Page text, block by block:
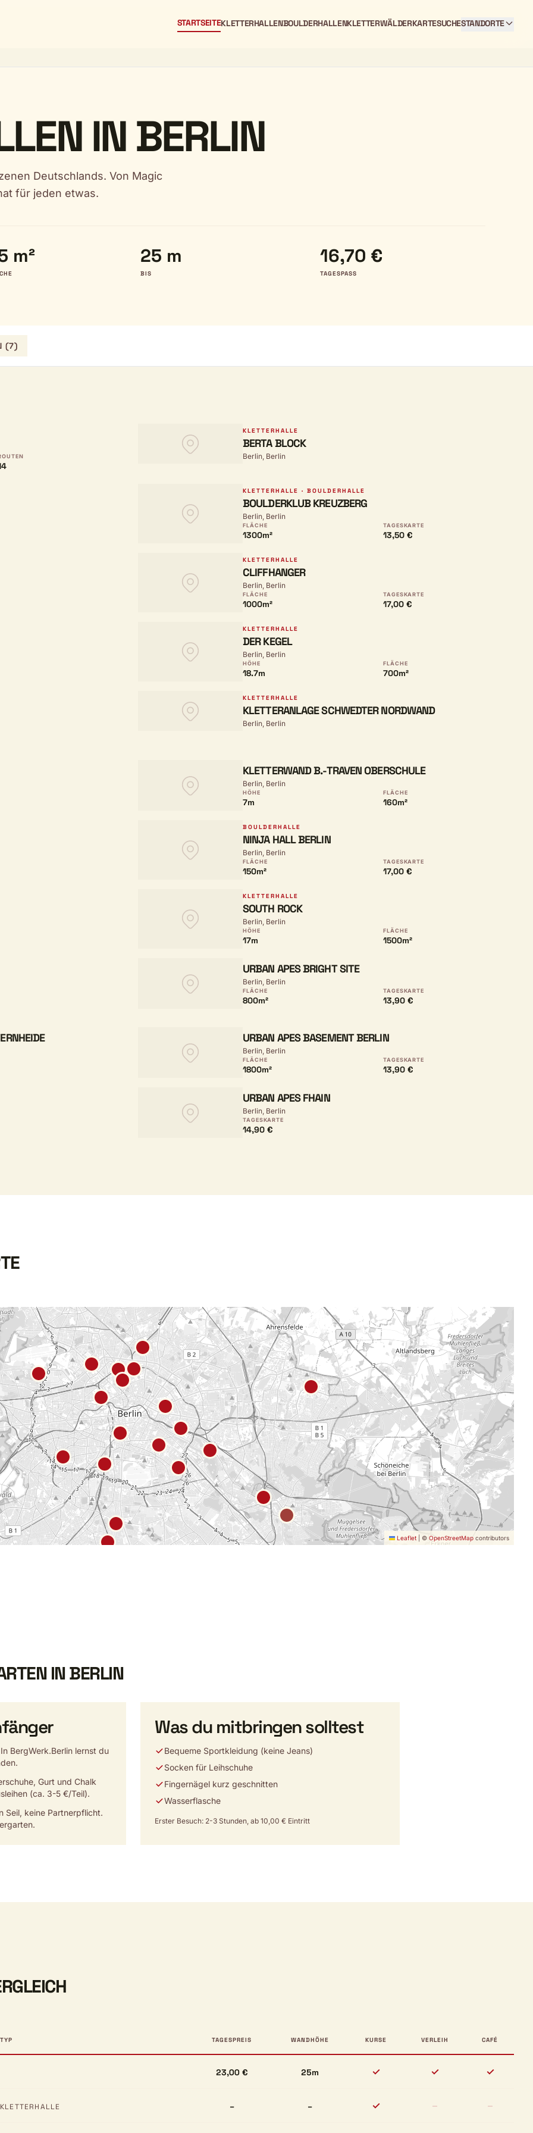
STARTSEITEKLETTERHALLENBOULDERHALLENKLETTERWÄLDERKARTESUCHESTANDORTE
IN BERLIN
Deutschlands. Von Magic
für jeden etwas.
m² 25 m
BIS
16,70 €
TAGESPASS
(7)
KLETTERHALLE
BERTA BLOCK
Berlin, Berlin
KLETTERHALLE · BOULDERHALLE
BOULDERKLUB KREUZBERG
Berlin, Berlin
FLÄCHE
1300m²
TAGESKARTE
13,50 €
KLETTERHALLE
CLIFFHANGER
Berlin, Berlin
FLÄCHE
1000m²
TAGESKARTE
17,00 €
KLETTERHALLE
DER KEGEL
Berlin, Berlin
HÖHE
18.7m
FLÄCHE
700m²
KLETTERHALLE
KLETTERANLAGE SCHWEDTER NORDWAND
Berlin, Berlin
KLETTERWAND B.-TRAVEN OBERSCHULE
Berlin, Berlin
HÖHE
7m
FLÄCHE
160m²
BOULDERHALLE
NINJA HALL BERLIN
Berlin, Berlin
FLÄCHE
150m²
TAGESKARTE
17,00 €
KLETTERHALLE
SOUTH ROCK
Berlin, Berlin
HÖHE
17m
FLÄCHE
1500m²
URBAN APES BRIGHT SITE
Berlin, Berlin
FLÄCHE
800m²
TAGESKARTE
13,90 €
URBAN APES BASEMENT BERLIN
Berlin, Berlin
FLÄCHE
1800m²
TAGESKARTE
13,90 €
URBAN APES FHAIN
Berlin, Berlin
TAGESKARTE
14,90 €
Leaflet © OpenStreetMap contributors
IN BERLIN
BergWerk.Berlin lernst du
Gurt und Chalk
(ca. 3-5 €/Teil).
Seil, keine Partnerpflicht.
Was du mitbringen solltest
Bequeme Sportkleidung (keine Jeans)
Socken für Leihschuhe
Fingernägel kurz geschnitten
Wasserflasche
Erster Besuch: 2-3 Stunden, ab 10,00 € Eintritt
TYP TAGESPREIS WANDHÖHE KURSE VERLEIH CAFÉ
23,00 € 25m ✓ ✓ ✓
KLETTERHALLE – – ✓ – –